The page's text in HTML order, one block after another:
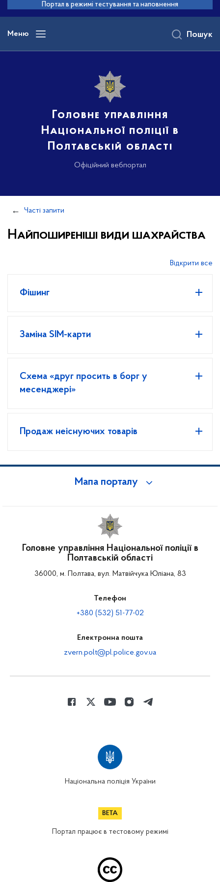
основного
вмісту
Портал в режимі тестування та наповнення
Меню
Головне управління
Національної поліції в
Полтавській області
Офіційний вебпортал
Пошук
Часті запити
Найпоширеніші види шахрайства
Відкрити все
Фішинг
Заміна SIM-карти
Схема «друг просить в борг у
месенджері»
Продаж неіснуючих товарів
Мапа порталу
Головне управління Національної поліції в
Полтавській області
36000, м. Полтава, вул. Матвійчука Юліана, 83
Телефон
+380 (532) 51-77-02
Електронна пошта
zvern.polt@pl.police.gov.ua
Національна поліція України
Портал працює в тестовому режимі